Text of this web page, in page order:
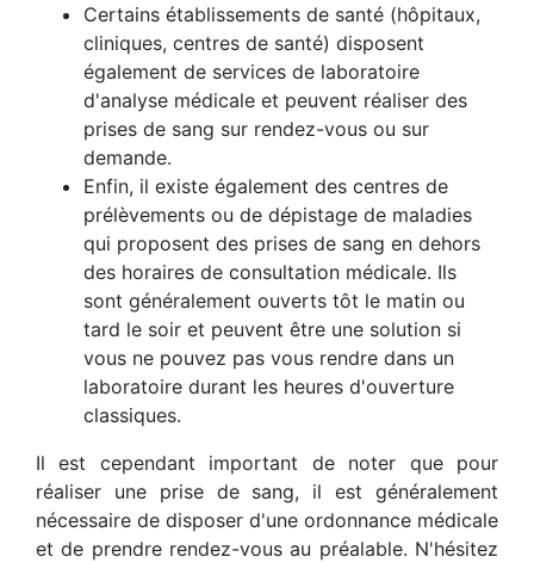
Certains établissements de santé (hôpitaux,
cliniques, centres de santé) disposent
également de services de laboratoire
d'analyse médicale et peuvent réaliser des
prises de sang sur rendez-vous ou sur
demande.
Enfin, il existe également des centres de
prélèvements ou de dépistage de maladies
qui proposent des prises de sang en dehors
des horaires de consultation médicale. Ils
sont généralement ouverts tôt le matin ou
tard le soir et peuvent être une solution si
vous ne pouvez pas vous rendre dans un
laboratoire durant les heures d'ouverture
classiques.
Il est cependant important de noter que pour
réaliser une prise de sang, il est généralement
nécessaire de disposer d'une ordonnance médicale
et de prendre rendez-vous au préalable. N'hésitez